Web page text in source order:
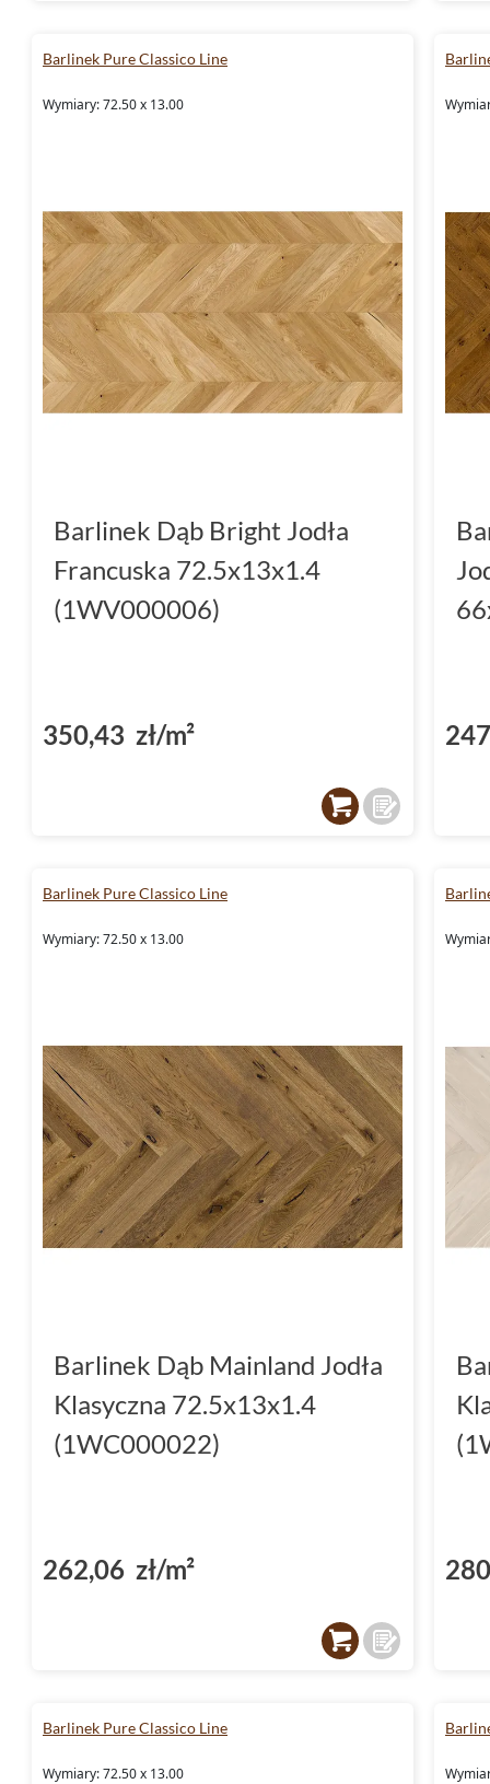
Barlinek Pure Classico Line
Wymiary: 72.50 x 13.00
Barlinek Dąb Bright Jodła
Francuska 72.5x13x1.4
(1WV000006)
350,43 zł/m²
Barlinek Pure Classico Line
Wymiary: 72.50 x 13.00
Barlinek Dąb Mainland Jodła
Klasyczna 72.5x13x1.4
(1WC000022)
262,06 zł/m²
Barlinek Pure Classico Line
Wymiary: 72.50 x 13.00